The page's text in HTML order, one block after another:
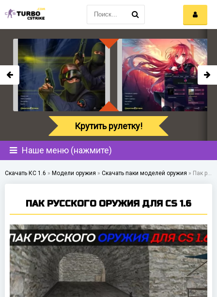
Наше меню (нажмите)
Скачать КС 1.6 » Модели оружия » Скачать паки моделей оружия » Пак русского оружия для CS 1.6
ПАК РУССКОГО ОРУЖИЯ ДЛЯ CS 1.6
Крутить рулетку!